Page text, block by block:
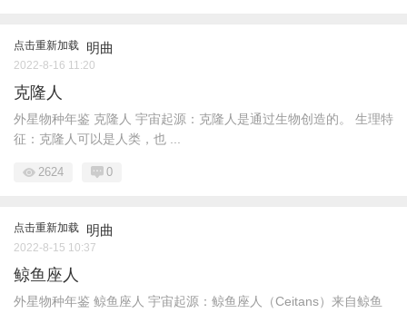
点击重新加载 明曲
2022-8-16 11:20
克隆人
外星物种年鉴 克隆人 宇宙起源：克隆人是通过生物创造的。 生理特
征：克隆人可以是人类，也 ...
2624 0
点击重新加载 明曲
2022-8-15 10:37
鲸鱼座人
外星物种年鉴 鲸鱼座人 宇宙起源：鲸鱼座人（Ceitans）来自鲸鱼